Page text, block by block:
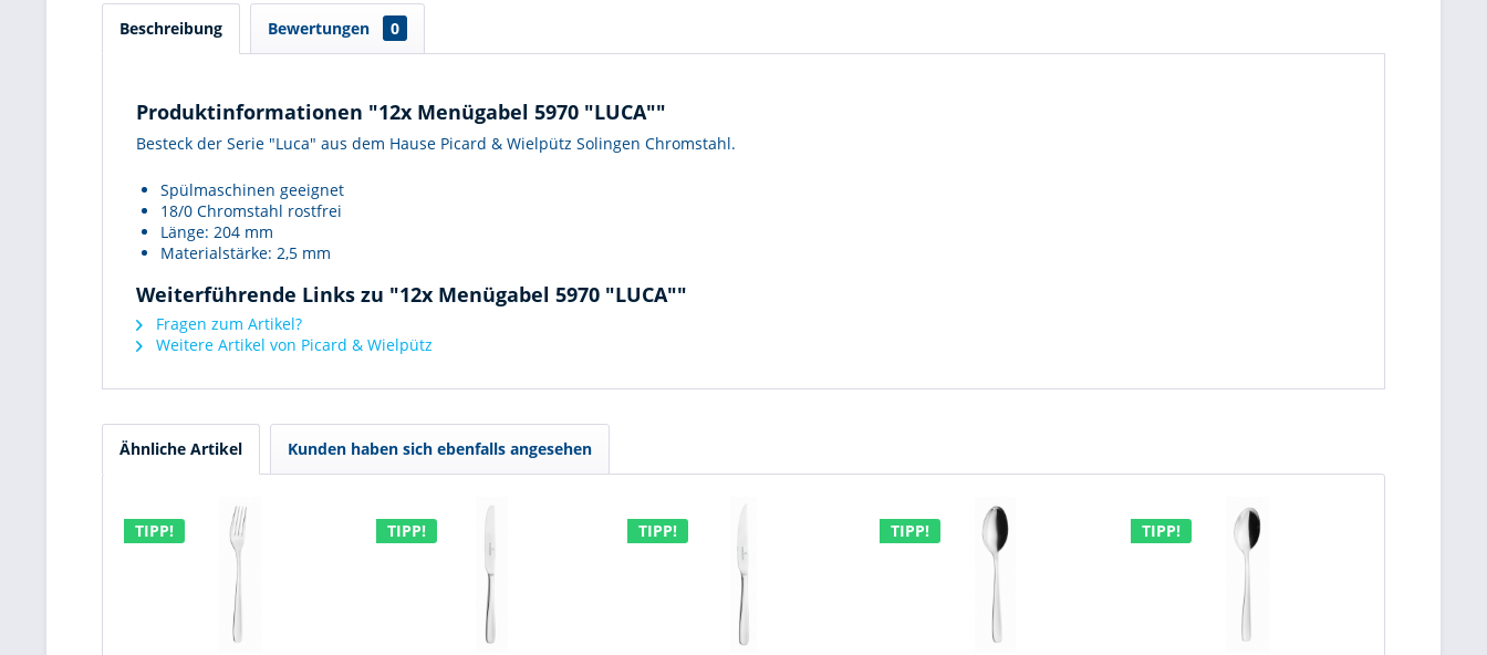
Beschreibung Bewertungen 0
Produktinformationen "12x Menügabel 5970 "LUCA""
Besteck der Serie "Luca" aus dem Hause Picard & Wielpütz Solingen Chromstahl.
Spülmaschinen geeignet
18/0 Chromstahl rostfrei
Länge: 204 mm
Materialstärke: 2,5 mm
Weiterführende Links zu "12x Menügabel 5970 "LUCA""
Fragen zum Artikel?
Weitere Artikel von Picard & Wielpütz
Ähnliche Artikel Kunden haben sich ebenfalls angesehen
TIPP! TIPP! TIPP! TIPP! TIPP!